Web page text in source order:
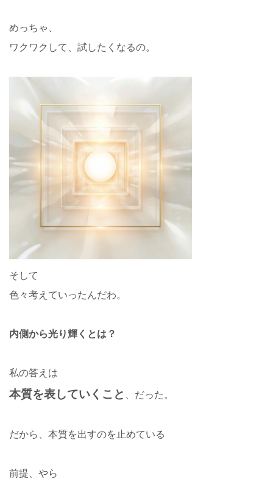
めっちゃ、
ワクワクして、試したくなるの。
そして
色々考えていったんだわ。
内側から光り輝くとは？
私の答えは
本質を表していくこと 、だった。
だから、本質を出すのを止めている
前提、やら